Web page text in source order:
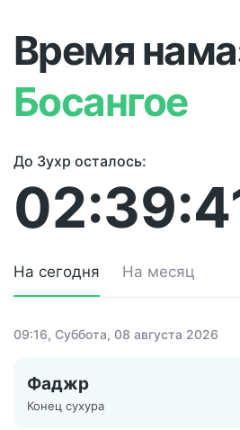
Время
Босангое
До Зухр осталось:
На сегодня На месяц
09:16, Суббота, 08 августа 2026
Фаджр
Конец сухура